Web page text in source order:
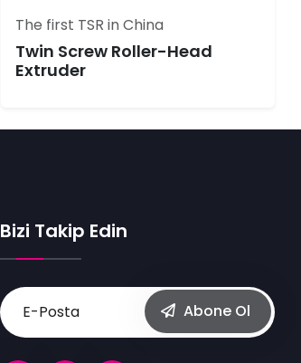
The first TSR in China
Twin Screw Roller-Head
Extruder
Bizi Takip Edin
Abone Ol